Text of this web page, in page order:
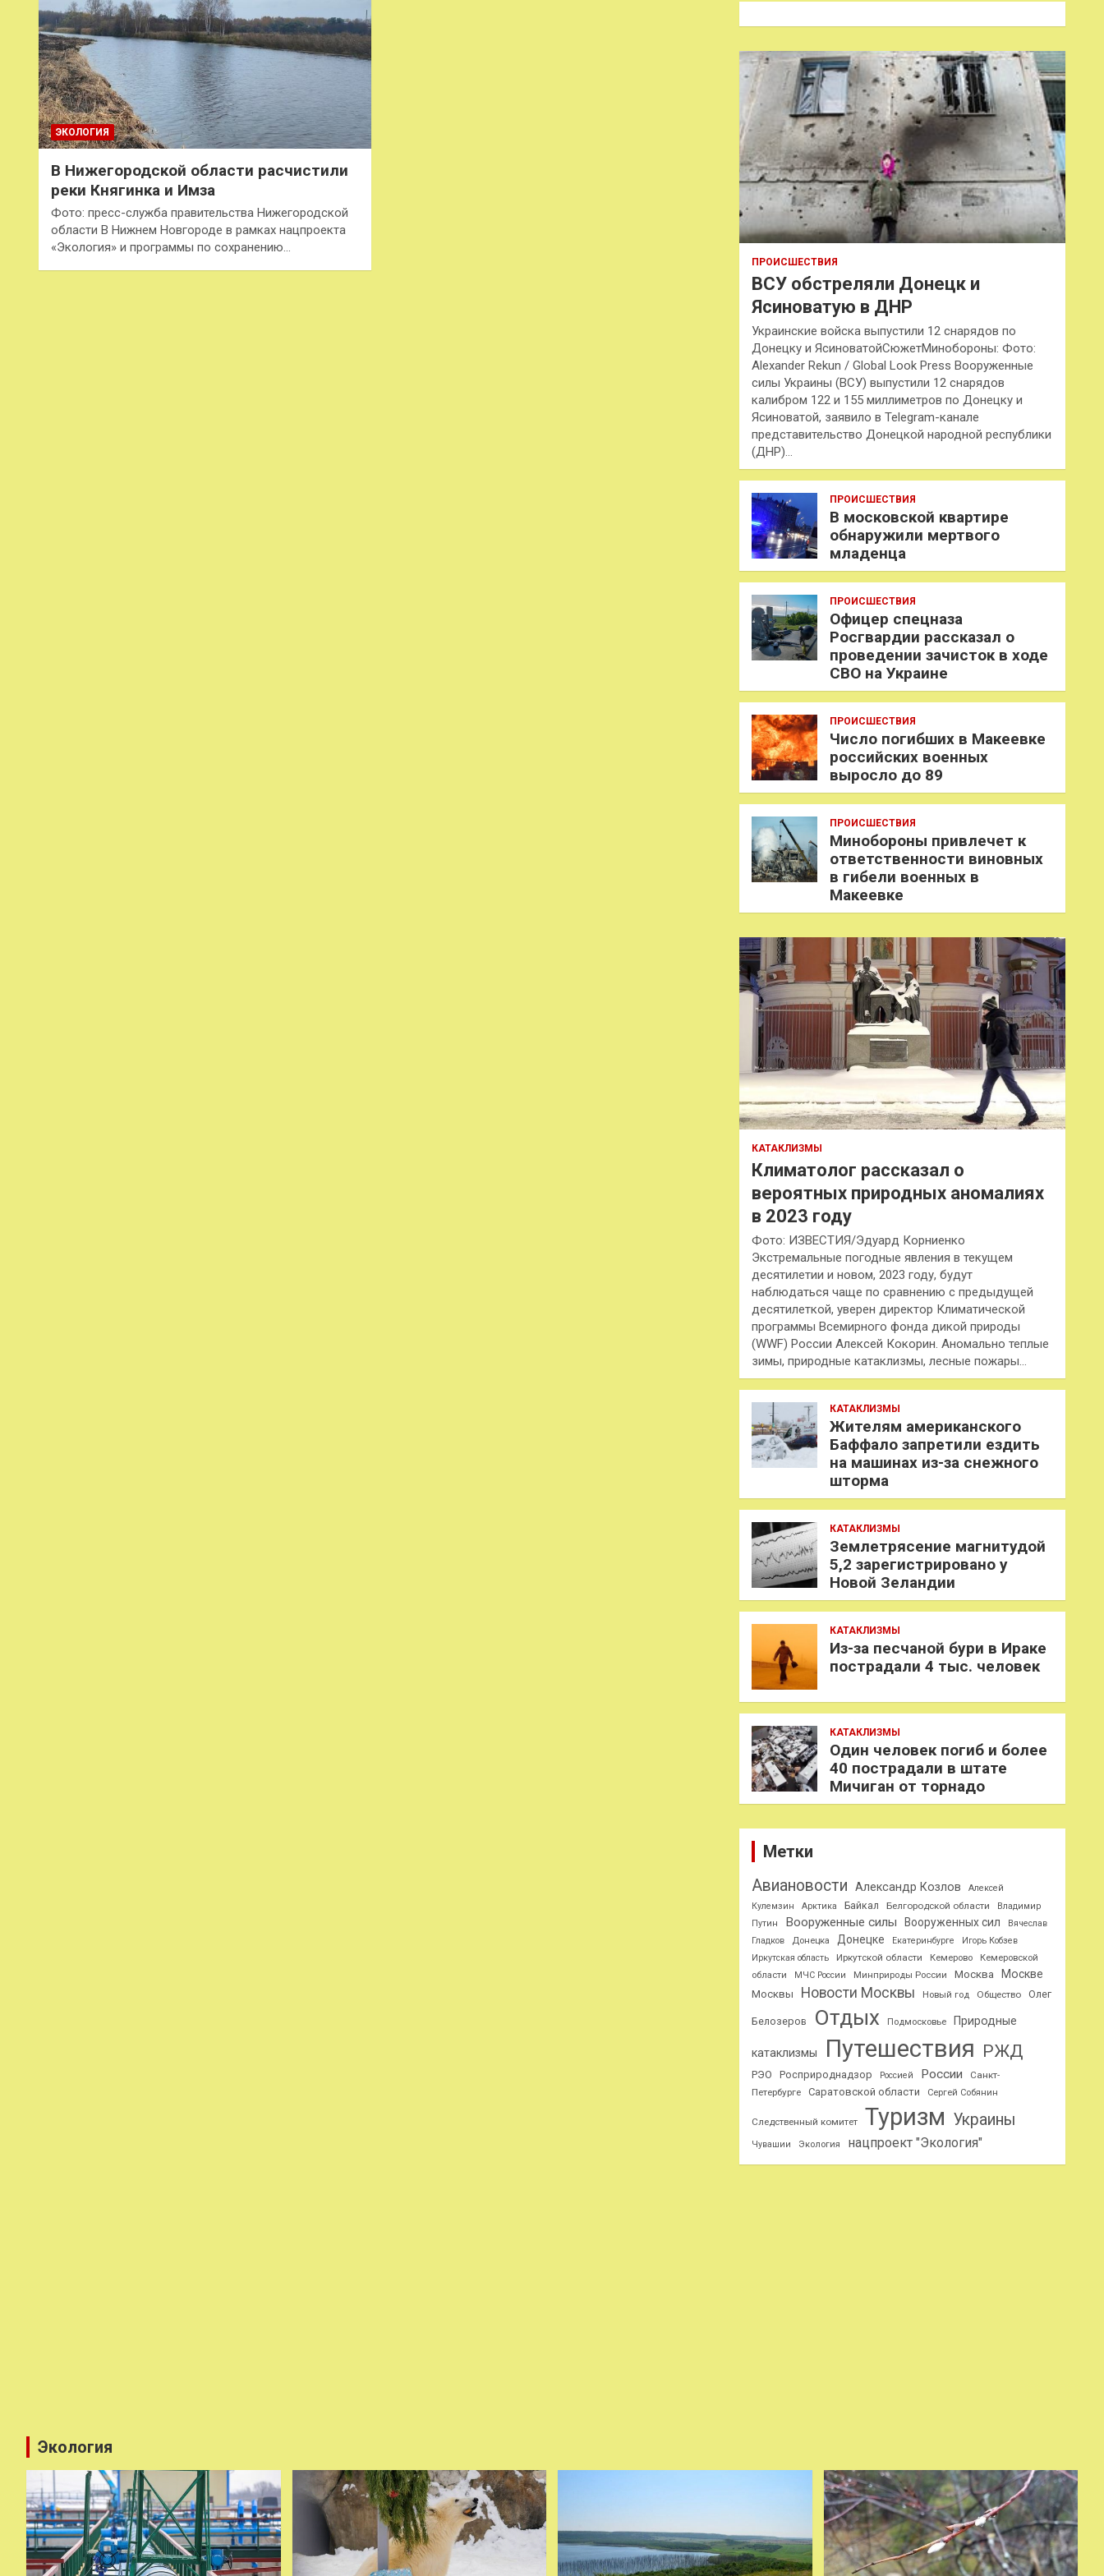
ЭКОЛОГИЯ
В Нижегородской области расчистили
реки Княгинка и Имза
Фото: пресс-служба правительства Нижегородской
области В Нижнем Новгороде в рамках нацпроекта
«Экология» и программы по сохранению…
к
ПРОИСШЕСТВИЯ
ВСУ обстреляли Донецк и
Ясиноватую в ДНР
Украинские войска выпустили 12 снарядов по
Донецку и ЯсиноватойСюжетМинобороны: Фото:
Alexander Rekun / Global Look Press Вооруженные
силы Украины (ВСУ) выпустили 12 снарядов
калибром 122 и 155 миллиметров по Донецку и
Ясиноватой, заявило в Telegram-канале
представительство Донецкой народной республики
(ДНР)…
ПРОИСШЕСТВИЯ
В московской квартире
обнаружили мертвого
младенца
ПРОИСШЕСТВИЯ
Офицер спецназа
Росгвардии рассказал о
проведении зачисток в ходе
СВО на Украине
ПРОИСШЕСТВИЯ
Число погибших в Макеевке
российских военных
выросло до 89
ПРОИСШЕСТВИЯ
Минобороны привлечет к
ответственности виновных
в гибели военных в
Макеевке
КАТАКЛИЗМЫ
Климатолог рассказал о
вероятных природных аномалиях
в 2023 году
Фото: ИЗВЕСТИЯ/Эдуард Корниенко
Экстремальные погодные явления в текущем
десятилетии и новом, 2023 году, будут
наблюдаться чаще по сравнению с предыдущей
десятилеткой, уверен директор Климатической
программы Всемирного фонда дикой природы
(WWF) России Алексей Кокорин. Аномально теплые
зимы, природные катаклизмы, лесные пожары…
КАТАКЛИЗМЫ
Жителям американского
Баффало запретили ездить
на машинах из-за снежного
шторма
КАТАКЛИЗМЫ
Землетрясение магнитудой
5,2 зарегистрировано у
Новой Зеландии
КАТАКЛИЗМЫ
Из-за песчаной бури в Ираке
пострадали 4 тыс. человек
КАТАКЛИЗМЫ
Один человек погиб и более
40 пострадали в штате
Мичиган от торнадо
Метки
Авиановости Александр Козлов
Алексей
Кулемзин
Арктика Байкал Белгородской области
Владимир
Путин
Вооруженные силы Вооруженных сил
Вячеслав
Гладков
Донецка Донецке Екатеринбурге
Игорь Кобзев
Иркутская область
Иркутской области Кемерово
Кемеровской
области
МЧС России Минприроды России Москва Москве
Москвы Новости Москвы Новый год Общество Олег
Белозеров Отдых Подмосковье Природные
катаклизмы Путешествия РЖД
РЭО Росприроднадзор Россией России
Санкт-
Петербурге
Саратовской области Сергей Собянин
Следственный комитет Туризм Украины
Чувашии Экология нацпроект "Экология"
Экология